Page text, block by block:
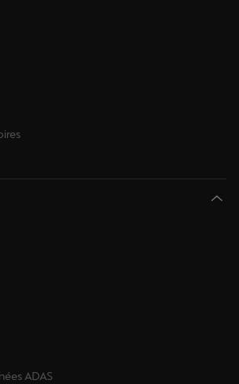
ADAS